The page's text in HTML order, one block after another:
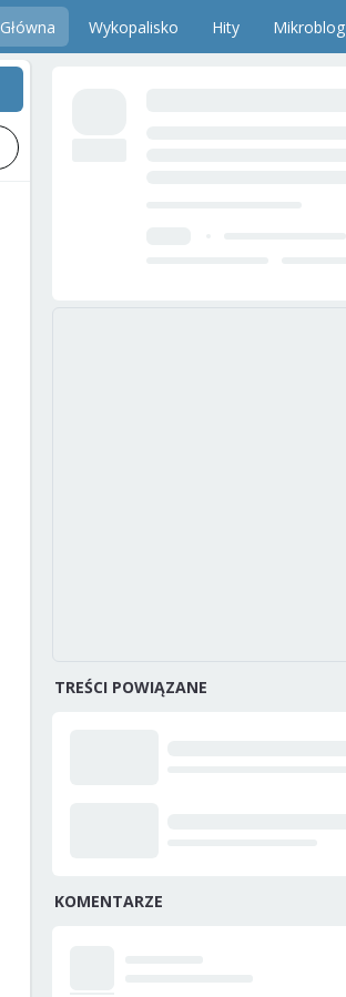
Główna Wykopalisko Hity Mikroblog
TREŚCI POWIĄZANE
KOMENTARZE